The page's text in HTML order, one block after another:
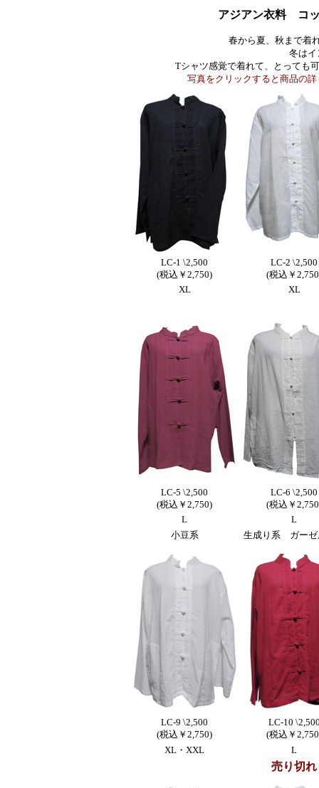
アジアン衣料 コ
春から夏、秋まで着
冬はイ
Tシャツ感覚で着れて、とっても
写真をクリックすると商品の
LC-1 \2,500
(税込￥2,750)
LC-2 \2,500
(税込￥
XL
XL
LC-5 \2,500
(税込￥2,750)
LC-6 \2,500
(税込￥
L
L
小豆系
生成り系 ガーゼ
LC-9 \2,500
(税込￥2,750)
LC-10
(税込￥
XL・XXL
L
売り切れ